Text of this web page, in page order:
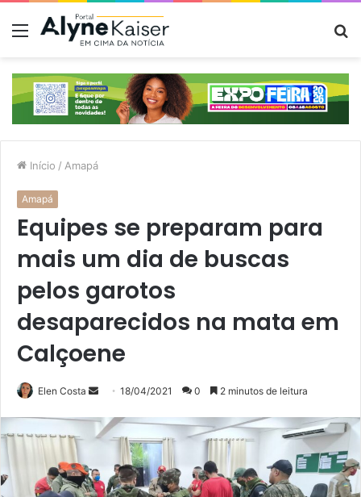
Menu
Início / Amapá
Amapá
Equipes se preparam para
mais um dia de buscas
pelos garotos
desaparecidos na mata em
Calçoene
Elen Costa
Mande
e-
18/04/2021 0 2 minutos de leitura